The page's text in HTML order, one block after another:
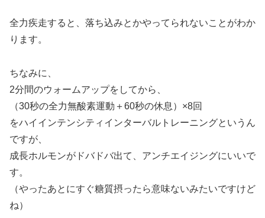
全力疾走すると、落ち込みとかやってられないことがわか
ります。
ちなみに、
2分間のウォームアップをしてから、
（30秒の全力無酸素運動＋60秒の休息）×8回
をハイインテンシティインターバルトレーニングというん
ですが、
成長ホルモンがドバドバ出て、アンチエイジングにいいで
す。
（やったあとにすぐ糖質摂ったら意味ないみたいですけど
ね）